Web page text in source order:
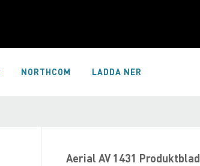
NORTHCOM LADDA NER
Aerial AV 1431 Produktblad